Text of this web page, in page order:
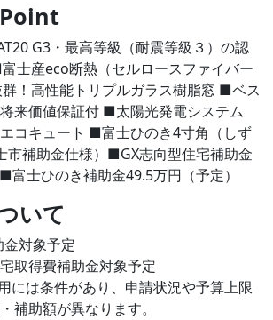
G3・最高等級（耐震等級３）の認
士産eco断熱（セルロースファイバー
！高性能トリプルガラス樹脂窓 ■ベス
来価値保証付 ■太陽光発電システム
コキュート ■富士ひのき4寸角（しず
市補助金仕様）■GX志向型住宅補助金
富士ひのき補助金49.5万円（予定）
いて
金対象予定
取得費補助金対象予定
には条件があり、申請状況や予算上限
補助額が異なります。